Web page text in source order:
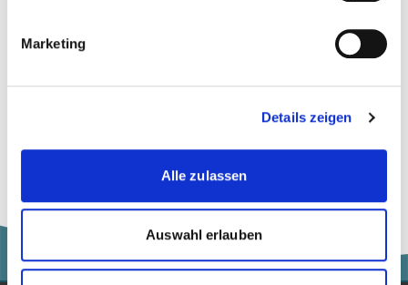
Marketing
Details zeigen
Alle zulassen
Auswahl erlauben